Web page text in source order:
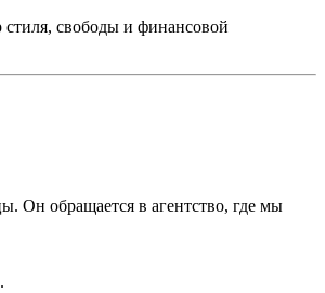
свободы и финансовой
Он обращается в агентство, где мы